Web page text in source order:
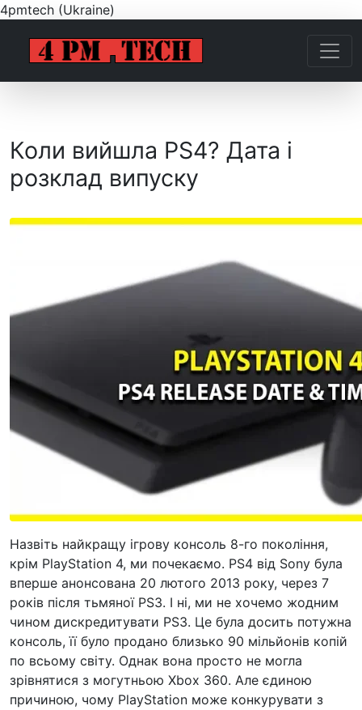
4pmtech (Ukraine)
Коли вийшла PS4? Дата і
розклад випуску
Назвіть найкращу ігрову консоль 8-го покоління,
крім PlayStation 4, ми почекаємо. PS4 від Sony була
вперше анонсована 20 лютого 2013 року, через 7
років після тьмяної PS3. І ні, ми не хочемо жодним
чином дискредитувати PS3. Це була досить потужна
консоль, її було продано близько 90 мільйонів копій
по всьому світу. Однак вона просто не могла
зрівнятися з могутньою Xbox 360. Але єдиною
причиною, чому PlayStation може конкурувати з